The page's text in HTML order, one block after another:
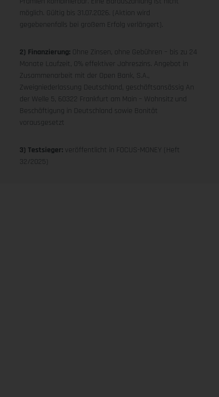
möglich. Gültig bis 31.07.2026. (Aktion wird
gegebenenfalls bei großem Erfolg verlängert).
2) Finanzierung: Ohne Zinsen, ohne Gebühren – bis zu 24
Monate Laufzeit, 0% effektiver Jahreszins. Angebot in
Zusammenarbeit mit der Open Bank, S.A.,
Zweigniederlassung Deutschland, geschäftsansässig An
der Welle 5, 60322 Frankfurt am Main – Wohnsitz und
Beschäftigung in Deutschland sowie Bonität
vorausgesetzt
3) Testsieger: veröffentlicht in FOCUS-MONEY (Heft
32/2025)